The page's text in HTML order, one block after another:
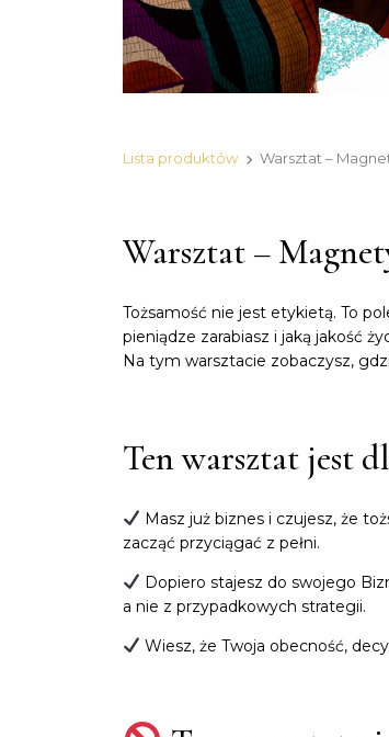
Lista produktów Warsztat –
Warsztat –
Tożsamość nie jest etykietą. To
pieniądze zarabiasz i jaką jakość
Na tym warsztacie zobaczysz,
Ten warsztat jest
Masz już biznes i czujesz, że
zacząć przyciągać z pełni.
Dopiero stajesz do swojego
a nie z przypadkowych strategii.
Wiesz, że Twoja obecność,